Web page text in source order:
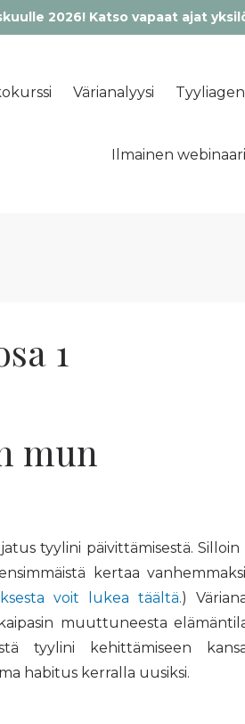
2026! Katso vapaat ajat
Värianalyysi
Ilmainen webinaari
1
mun
tyylini päivittämisestä. Silloin
kertaa
voit lukea täältä.)
muuttuneesta
tyylini kehittämiseen
habitus kerralla uusiksi.